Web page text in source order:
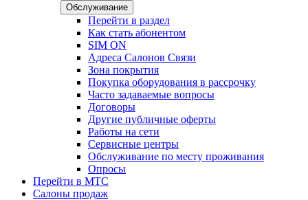
Обслуживание
Перейти в раздел
Как стать абонентом
SIM ON
Адреса Салонов Связи
Зона покрытия
Покупка оборудования в рассрочку
Часто задаваемые вопросы
Договоры
Другие публичные оферты
Работы на сети
Сервисные центры
Обслуживание по месту проживания
Опросы
Перейти в МТС
Салоны продаж